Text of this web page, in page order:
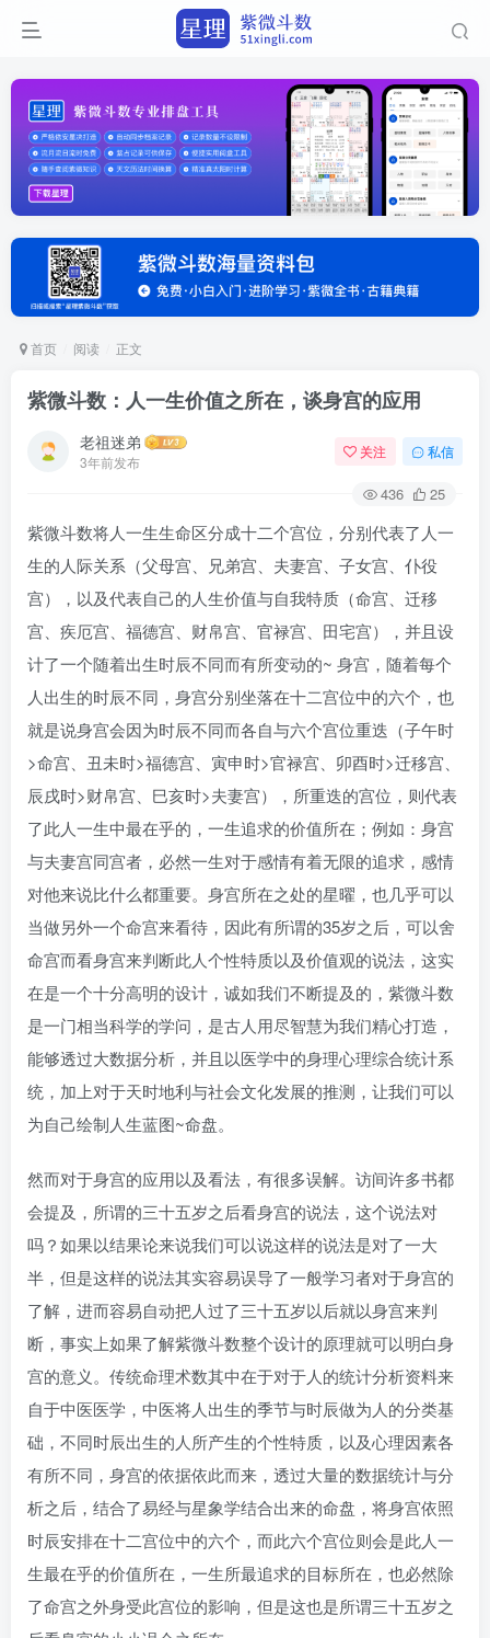
首页 阅读 正文
紫微斗数：人一生价值之所在，谈身宫的应用
老祖迷弟
3年前发布
关注 私信
436 25
紫微斗数将人一生生命区分成十二个宫位，分别代表了人一
生的人际关系（父母宫、兄弟宫、夫妻宫、子女宫、仆役
宫），以及代表自己的人生价值与自我特质（命宫、迁移
宫、疾厄宫、福德宫、财帛宫、官禄宫、田宅宫），并且设
计了一个随着出生时辰不同而有所变动的~ 身宫，随着每个
人出生的时辰不同，身宫分别坐落在十二宫位中的六个，也
就是说身宫会因为时辰不同而各自与六个宫位重迭（子午时
>命宫、丑未时>福德宫、寅申时>官禄宫、卯酉时>迁移宫、
辰戌时>财帛宫、巳亥时>夫妻宫），所重迭的宫位，则代表
了此人一生中最在乎的，一生追求的价值所在；例如：身宫
与夫妻宫同宫者，必然一生对于感情有着无限的追求，感情
对他来说比什么都重要。身宫所在之处的星曜，也几乎可以
当做另外一个命宫来看待，因此有所谓的35岁之后，可以舍
命宫而看身宫来判断此人个性特质以及价值观的说法，这实
在是一个十分高明的设计，诚如我们不断提及的，紫微斗数
是一门相当科学的学问，是古人用尽智慧为我们精心打造，
能够透过大数据分析，并且以医学中的身理心理综合统计系
统，加上对于天时地利与社会文化发展的推测，让我们可以
为自己绘制人生蓝图~命盘。
然而对于身宫的应用以及看法，有很多误解。访间许多书都
会提及，所谓的三十五岁之后看身宫的说法，这个说法对
吗？如果以结果论来说我们可以说这样的说法是对了一大
半，但是这样的说法其实容易误导了一般学习者对于身宫的
了解，进而容易自动把人过了三十五岁以后就以身宫来判
断，事实上如果了解紫微斗数整个设计的原理就可以明白身
宫的意义。传统命理术数其中在于对于人的统计分析资料来
自于中医医学，中医将人出生的季节与时辰做为人的分类基
础，不同时辰出生的人所产生的个性特质，以及心理因素各
有所不同，身宫的依据依此而来，透过大量的数据统计与分
析之后，结合了易经与星象学结合出来的命盘，将身宫依照
时辰安排在十二宫位中的六个，而此六个宫位则会是此人一
生最在乎的价值所在，一生所最追求的目标所在，也必然除
了命宫之外身受此宫位的影响，但是这也是所谓三十五岁之